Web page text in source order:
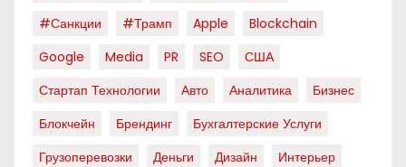
#санкции
#трамп Apple
Blockchain
Google
Media PR SEO
США
Стартап Технологии
Авто Аналитика
Бизнес
Блокчейн
Брендинг
Бухгалтерские Услуги
Грузоперевозки
Деньги Дизайн
Интерьер